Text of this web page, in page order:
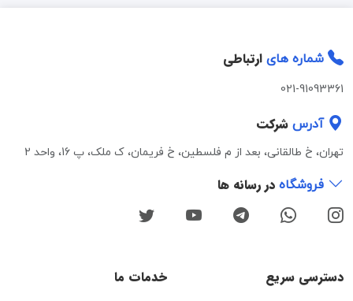
شماره های ارتباطی
021-91093361
آدرس شرکت
تهران، خ طالقانی، بعد از م فلسطین، خ فریمان، ک ملک، پ 16، واحد 2
فروشگاه در رسانه ها
دسترسی سریع خدمات ما